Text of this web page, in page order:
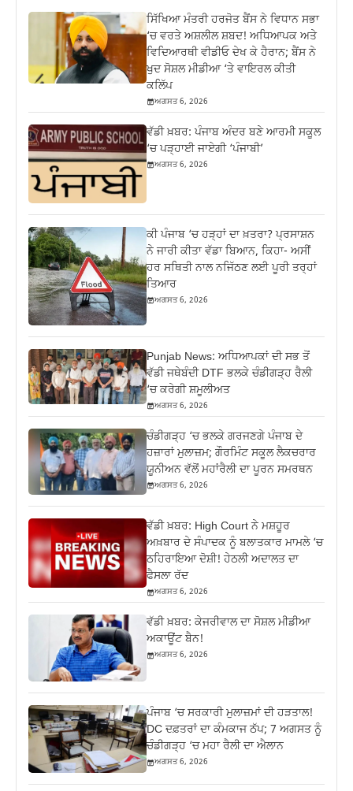
ਸਿੱਖਿਆ ਮੰਤਰੀ ਹਰਜੋਤ ਬੈਂਸ ਨੇ ਵਿਧਾਨ ਸਭਾ
‘ਚ ਵਰਤੇ ਅਸ਼ਲੀਲ ਸ਼ਬਦ! ਅਧਿਆਪਕ ਅਤੇ
ਵਿਦਿਆਰਥੀ ਵੀਡੀਓ ਦੇਖ ਕੇ ਹੈਰਾਨ; ਬੈਂਸ ਨੇ
ਖੁਦ ਸੋਸ਼ਲ ਮੀਡੀਆ ‘ਤੇ ਵਾਇਰਲ ਕੀਤੀ
ਕਲਿੱਪ
ਅਗਸਤ 6, 2026
ਵੱਡੀ ਖ਼ਬਰ: ਪੰਜਾਬ ਅੰਦਰ ਬਣੇ ਆਰਮੀ ਸਕੂਲ
‘ਚ ਪੜ੍ਹਾਈ ਜਾਏਗੀ ‘ਪੰਜਾਬੀ’
ਅਗਸਤ 6, 2026
ਕੀ ਪੰਜਾਬ ‘ਚ ਹੜ੍ਹਾਂ ਦਾ ਖ਼ਤਰਾ? ਪ੍ਰਸਾਸ਼ਨ
ਨੇ ਜਾਰੀ ਕੀਤਾ ਵੱਡਾ ਬਿਆਨ, ਕਿਹਾ- ਅਸੀਂ
ਹਰ ਸਥਿਤੀ ਨਾਲ ਨਜਿੱਠਣ ਲਈ ਪੂਰੀ ਤਰ੍ਹਾਂ
ਤਿਆਰ
ਅਗਸਤ 6, 2026
Punjab News: ਅਧਿਆਪਕਾਂ ਦੀ ਸਭ ਤੋਂ
ਵੱਡੀ ਜਥੇਬੰਦੀ DTF ਭਲਕੇ ਚੰਡੀਗੜ੍ਹ ਰੈਲੀ
‘ਚ ਕਰੇਗੀ ਸ਼ਮੂਲੀਅਤ
ਅਗਸਤ 6, 2026
ਚੰਡੀਗੜ੍ਹ ‘ਚ ਭਲਕੇ ਗਰਜਣਗੇ ਪੰਜਾਬ ਦੇ
ਹਜ਼ਾਰਾਂ ਮੁਲਾਜ਼ਮ; ਗੌਰਮਿੰਟ ਸਕੂਲ ਲੈਕਚਰਾਰ
ਯੂਨੀਅਨ ਵੱਲੋਂ ਮਹਾਂਰੈਲੀ ਦਾ ਪੂਰਨ ਸਮਰਥਨ
ਅਗਸਤ 6, 2026
ਵੱਡੀ ਖ਼ਬਰ: High Court ਨੇ ਮਸ਼ਹੂਰ
ਅਖ਼ਬਾਰ ਦੇ ਸੰਪਾਦਕ ਨੂੰ ਬਲਾਤਕਾਰ ਮਾਮਲੇ ‘ਚ
ਠਹਿਰਾਇਆ ਦੋਸ਼ੀ! ਹੇਠਲੀ ਅਦਾਲਤ ਦਾ
ਫੈਸਲਾ ਰੱਦ
ਅਗਸਤ 6, 2026
ਵੱਡੀ ਖ਼ਬਰ: ਕੇਜਰੀਵਾਲ ਦਾ ਸੋਸ਼ਲ ਮੀਡੀਆ
ਅਕਾਊਂਟ ਬੈਨ!
ਅਗਸਤ 6, 2026
ਪੰਜਾਬ ‘ਚ ਸਰਕਾਰੀ ਮੁਲਾਜ਼ਮਾਂ ਦੀ ਹੜਤਾਲ!
DC ਦਫ਼ਤਰਾਂ ਦਾ ਕੰਮਕਾਜ ਠੱਪ; 7 ਅਗਸਤ ਨੂੰ
ਚੰਡੀਗੜ੍ਹ ‘ਚ ਮਹਾ ਰੈਲੀ ਦਾ ਐਲਾਨ
ਅਗਸਤ 6, 2026